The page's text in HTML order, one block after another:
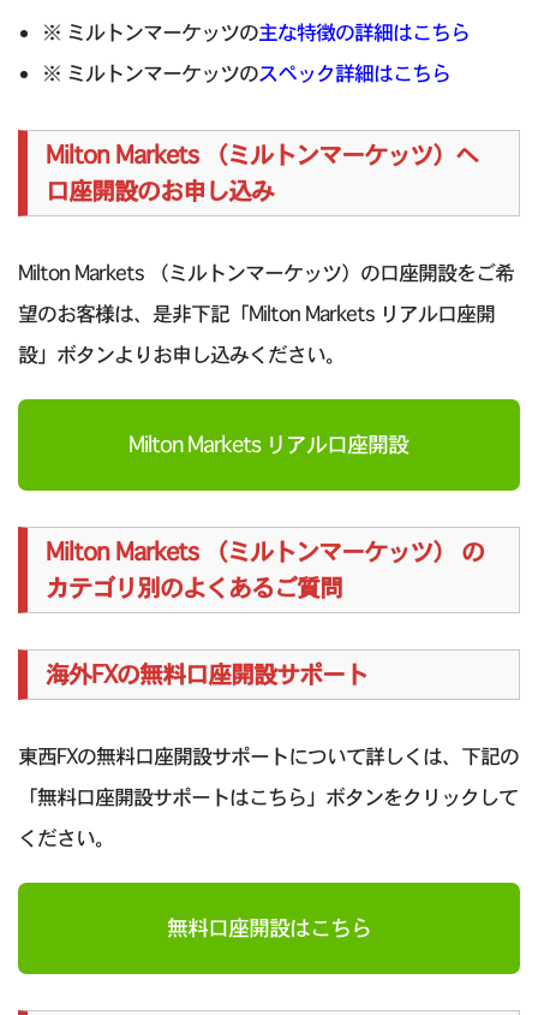
※ ミルトンマーケッツの主な特徴の詳細はこちら
※ ミルトンマーケッツのスペック詳細はこちら
Milton Markets （ミルトンマーケッツ）へ
口座開設のお申し込み
Milton Markets （ミルトンマーケッツ）の口座開設をご希
望のお客様は、是非下記「Milton Markets リアル口座開
設」ボタンよりお申し込みください。
Milton Markets リアル口座開設
Milton Markets （ミルトンマーケッツ） の
カテゴリ別のよくあるご質問
海外FXの無料口座開設サポート
東西FXの無料口座開設サポートについて詳しくは、下記の
「無料口座開設サポートはこちら」ボタンをクリックして
ください。
無料口座開設はこちら